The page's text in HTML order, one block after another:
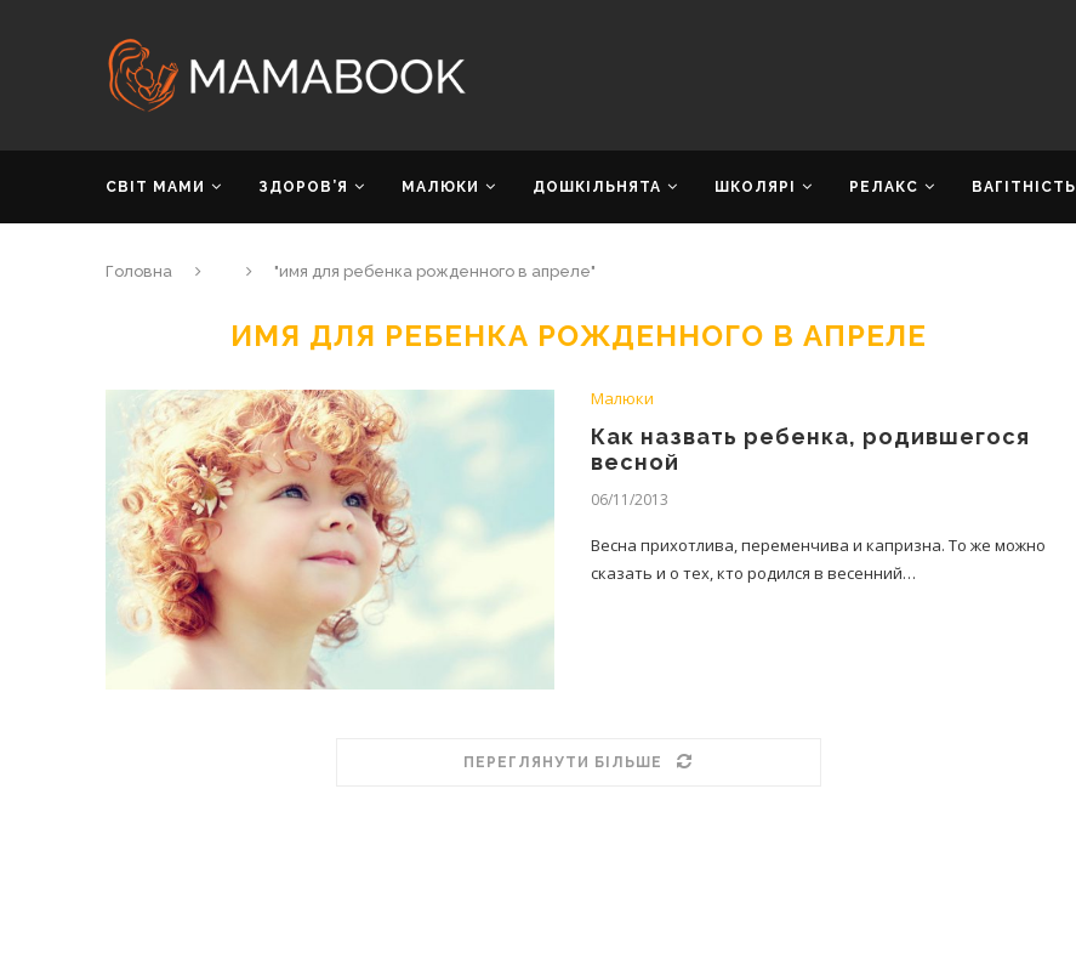
СВІТ МАМИ ЗДОРОВ’Я МАЛЮКИ ДОШКІЛЬНЯТА ШКОЛЯРІ РЕЛАКС ВАГІТНІСТЬ
Головна "имя для ребенка рожденного в апреле"
ИМЯ ДЛЯ РЕБЕНКА РОЖДЕННОГО В АПРЕЛЕ
Малюки
Как назвать ребенка, родившегося
весной
06/11/2013
Весна прихотлива, переменчива и капризна. То же можно
сказать и о тех, кто родился в весенний…
ПЕРЕГЛЯНУТИ БІЛЬШЕ